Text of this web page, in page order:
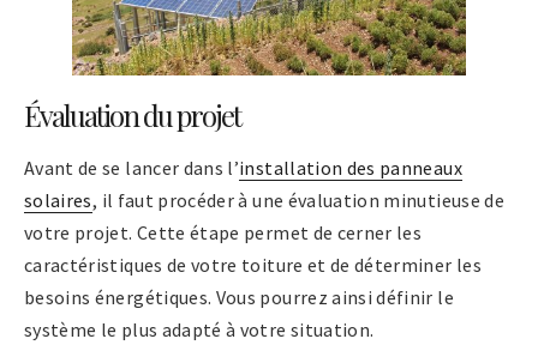
Évaluation du projet
Avant de se lancer dans l’installation des panneaux
solaires, il faut procéder à une évaluation minutieuse de
votre projet. Cette étape permet de cerner les
caractéristiques de votre toiture et de déterminer les
besoins énergétiques. Vous pourrez ainsi définir le
système le plus adapté à votre situation.